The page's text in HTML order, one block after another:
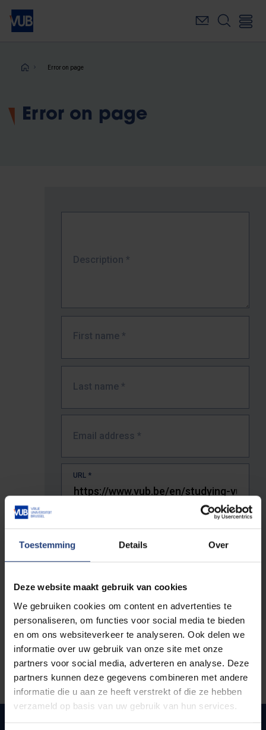
Toestemming Details Over
Deze website maakt gebruik van cookies
We gebruiken cookies om content en advertenties te
personaliseren, om functies voor social media te bieden
en om ons websiteverkeer te analyseren. Ook delen we
informatie over uw gebruik van onze site met onze
partners voor social media, adverteren en analyse. Deze
partners kunnen deze gegevens combineren met andere
informatie die u aan ze heeft verstrekt of die ze hebben
verzameld op basis van uw gebruik van hun services.
Skip
main
Breadcrumb
Error on page
Error on page
Description *
First name *
Last name *
Email address *
URL *
The full URL of the page where you encountered the error.